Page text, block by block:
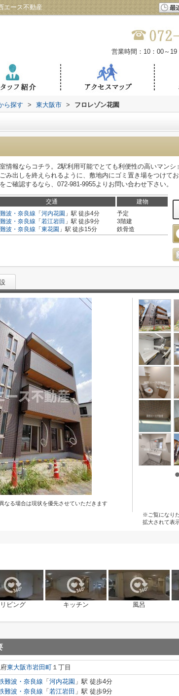
エース不動産
営業時間：10：00～19
ら探す > 東大阪市 > フロレゾン花園
情報ならコチラ。2駅利用可能でとても利便性の高いマンシ
み出しを終えられるように、敷地内にゴミ置き場をつけて
ご確認するなら、072-981-9955よりお問い合わせ下さい。
交通 建物
波・奈良線 「 河内花園 」駅 徒歩4分
波・奈良線 「 若江岩田 」駅 徒歩9分
波・奈良線 「 東花園 」駅 徒歩15分
予定
3階建
鉄骨造
なる場合は現状を優先させていただきます
※ご覧になり
拡大されて表
リビング キッチン 風呂
東大阪市岩田町 １丁目
難波・奈良線 「 河内花園 」駅 徒歩4分
難波・奈良線 「 若江岩田 」駅 徒歩9分